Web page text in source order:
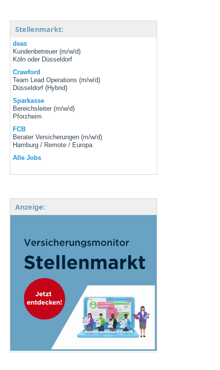
Stellenmarkt:
deas
Kundenbetreuer (m/w/d)
Köln oder Düsseldorf
Crawford
Team Lead Operations (m/w/d)
Düsseldorf (Hybrid)
Sparkasse
Bereichsleiter (m/w/d)
Pforzheim
FCB
Berater Versicherungen (m/w/d)
Hamburg / Remote / Europa
Alle Jobs
Anzeige: